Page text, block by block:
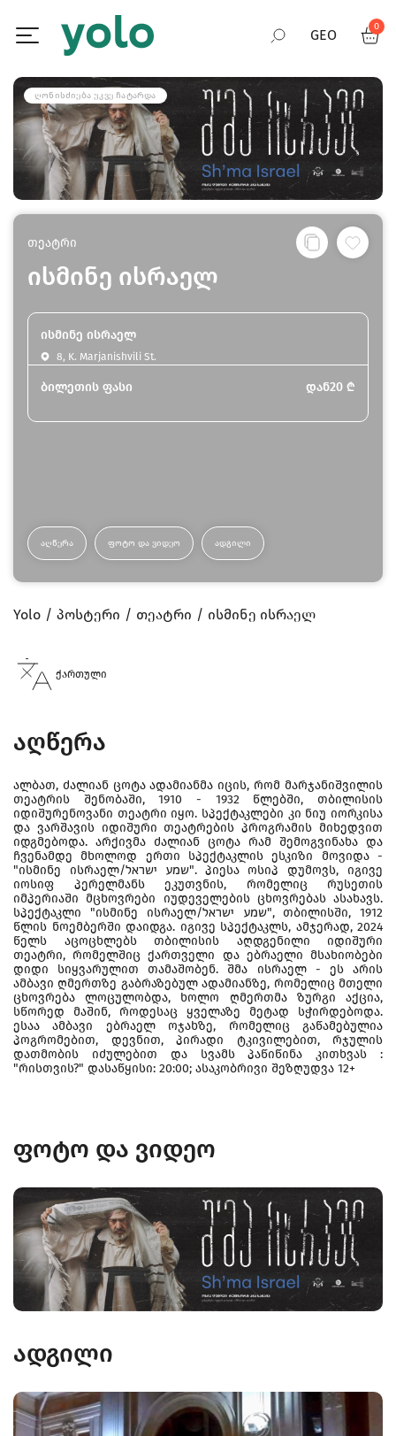
GEO
RUS
ENG
0
ᲦᲝᲜᲘᲡᲫᲘᲔᲑᲐ ᲣᲙᲕᲔ ᲩᲐᲢᲐᲠᲓᲐ
თეატრი
ისმინე ისრაელ
ისმინე ისრაელ
8, K. Marjanishvili St.
ბილეთის ფასი დან20 ₾
ᲐᲦᲬᲔᲠᲐ ᲤᲝᲢᲝ ᲓᲐ ᲕᲘᲓᲔᲝ ᲐᲓᲒᲘᲚᲘ
Yolo პოსტერი თეატრი ისმინე ისრაელ
ქართული
აღწერა
ალბათ, ძალიან ცოტა ადამიანმა იცის, რომ მარჯანიშვილის
თეატრის შენობაში, 1910 - 1932 წლებში, თბილისის
იდიშურენოვანი თეატრი იყო. სპექტაკლები კი ნიუ იორკისა
და ვარშავის იდიშური თეატრების პროგრამის მიხედვით
იდგმებოდა. არქივმა ძალიან ცოტა რამ შემოგვინახა და
ჩვენამდე მხოლოდ ერთი სპექტაკლის ესკიზი მოვიდა -
"ისმინე ისრაელ/שמע ישראל". პიესა ოსიპ დუმოვს, იგივე
იოსიფ პერელმანს ეკუთვნის, რომელიც რუსეთის
იმპერიაში მცხოვრები იუდეველების ცხოვრებას ასახავს.
სპექტაკლი "ისმინე ისრაელ/שמע ישראל", თბილისში, 1912
წლის ნოემბერში დაიდგა. იგივე სპექტაკლს, ამჯერად, 2024
წელს აცოცხლებს თბილისის აღდგენილი იდიშური
თეატრი, რომელშიც ქართველი და ებრაელი მსახიობები
დიდი სიყვარულით თამაშობენ. შმა ისრაელ - ეს არის
ამბავი ღმერთზე გაბრაზებულ ადამიანზე, რომელიც მთელი
ცხოვრება ლოცულობდა, ხოლო ღმერთმა ზურგი აქცია,
სწორედ მაშინ, როდესაც ყველაზე მეტად სჭირდებოდა.
ესაა ამბავი ებრაელ ოჯახზე, რომელიც გაწამებულია
პოგრომებით, დევნით, პირადი ტკივილებით, რჯულის
დათმობის იძულებით და სვამს პაწიწინა კითხვას :
"რისთვის?" დასაწყისი: 20:00; ასაკობრივი შეზღუდვა 12+
ფოტო და ვიდეო
ადგილი